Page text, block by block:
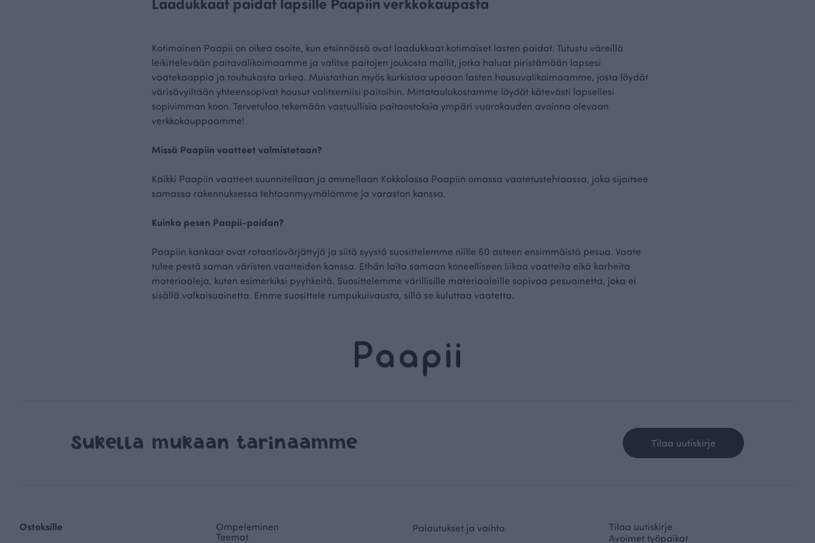
Kotimainen Paapii on oikea osoite, kun etsinnässä ovat laadukkaat kotimaiset lasten paidat. Tutustu väreillä
leikittelevään paitavalikoimaamme ja valitse paitojen joukosta mallit, jotka haluat piristämään lapsesi
vaatekaappia ja touhukasta arkea. Muistathan myös kurkistaa upeaan lasten housuvalikoimaamme, josta löydät
värisävyiltään yhteensopivat housut valitsemiisi paitoihin. Mittataulukostamme löydät kätevästi lapsellesi
sopivimman koon. Tervetuloa tekemään vastuullisia paitaostoksia ympäri vuorokauden avoinna olevaan
verkkokauppaamme!
Missä Paapiin vaatteet valmistetaan?
Kaikki Paapiin vaatteet suunnitellaan ja ommellaan Kokkolassa Paapiin omassa vaatetustehtaassa, joka sijaitsee
samassa rakennuksessa tehtaanmyymälämme ja varaston kanssa.
Kuinka pesen Paapii-paidan?
Paapiin kankaat ovat rotaatiovärjättyjä ja siitä syystä suosittelemme niille 60 asteen ensimmäistä pesua. Vaate
tulee pestä saman väristen vaatteiden kanssa. Ethän laita samaan koneelliseen liikaa vaatteita eikä karheita
materiaaleja, kuten esimerkiksi pyyhkeitä. Suosittelemme värillisille materiaaleille sopivaa pesuainetta, joka ei
sisällä valkaisuainetta. Emme suosittele rumpukuivausta, sillä se kuluttaa vaatetta.
Sukella mukaan tarinaamme Tilaa uutiskirje
Ostoksille
Ompeleminen
Teemat
Palautukset ja vaihto
Tilaa uutiskirje
Avoimet työpaikat